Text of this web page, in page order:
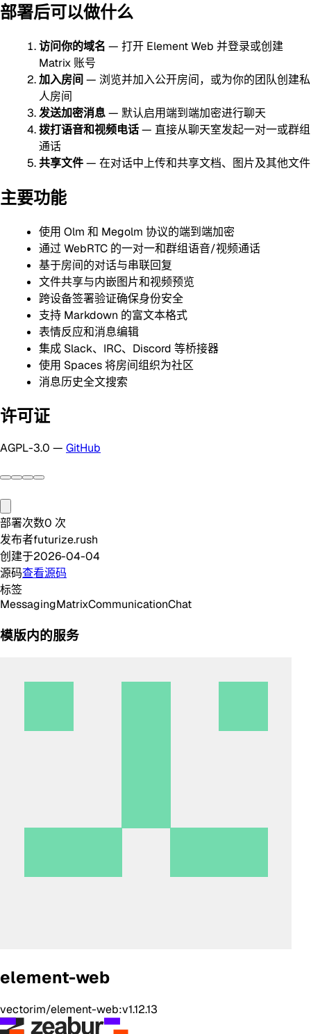
部署后可以做什么
访问你的域名 — 打开 Element Web 并登录或创建
Matrix 账号
加入房间 — 浏览并加入公开房间，或为你的团队创建私
人房间
发送加密消息— 默认启用端到端加密进行聊天
拨打语音和视频电话— 直接从聊天室发起一对一或群组
通话
共享文件— 在对话中上传和共享文档、图片及其他文件
主要功能
使用 Olm 和 Megolm 协议的端到端加密
通过 WebRTC 的一对一和群组语音/视频通话
基于房间的对话与串联回复
文件共享与内嵌图片和视频预览
跨设备签署验证确保身份安全
支持 Markdown 的富文本格式
表情反应和消息编辑
集成 Slack、IRC、Discord 等桥接器
使用 Spaces 将房间组织为社区
消息历史全文搜索
许可证
AGPL-3.0 — GitHub
部署次数0 次
发布者futurize.rush
创建于2026-04-04
源码查看源码
标签
MessagingMatrixCommunicationChat
模版内的服务
element-web
vectorim/element-web:v1.12.13